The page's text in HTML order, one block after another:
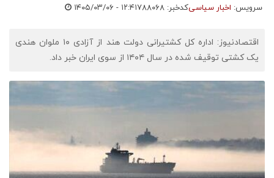
سرویس: اخبار سیاسیکدخبر: ۷۸۸۰۶۸ ۱۴۰۵/۰۳/۰۶ - ۱۲:۴۱
اقتصادنیوز: اداره کل کشتیرانی دولت هند از آزادی ۱۰ ملوان هندی
یک کشتی توقیف شده در سال ۱۴۰۴ از سوی ایران خبر داد.